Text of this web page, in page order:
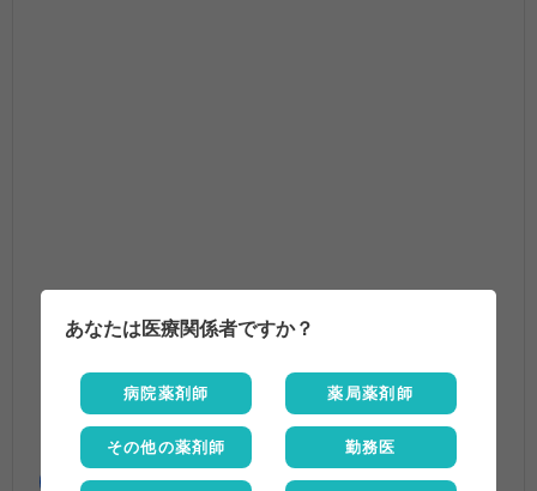
あなたは医療関係者ですか？
病院薬剤師 薬局薬剤師
その他の薬剤師 勤務医